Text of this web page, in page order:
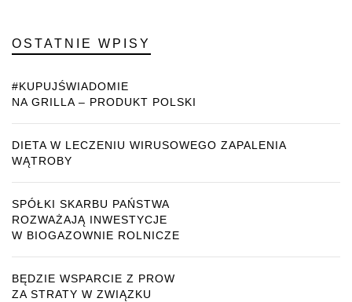
OSTATNIE WPISY
#KUPUJŚWIADOMIE
NA GRILLA – PRODUKT POLSKI
DIETA W LECZENIU WIRUSOWEGO ZAPALENIA
WĄTROBY
SPÓŁKI SKARBU PAŃSTWA
ROZWAŻAJĄ INWESTYCJE
W BIOGAZOWNIE ROLNICZE
BĘDZIE WSPARCIE Z PROW
ZA STRATY W ZWIĄZKU